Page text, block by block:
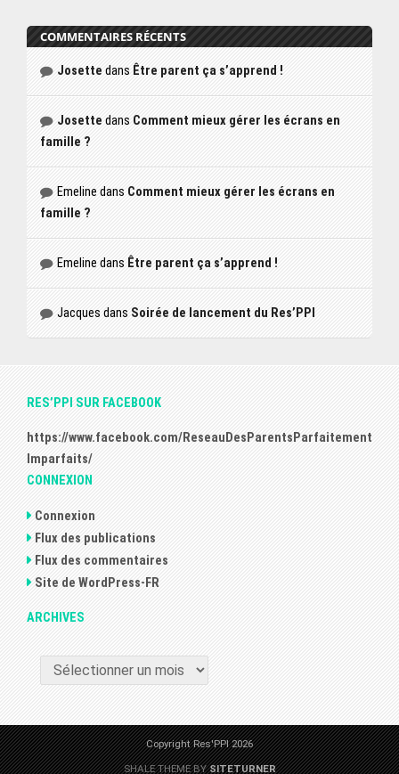
COMMENTAIRES RÉCENTS
Josette dans Être parent ça s’apprend !
Josette dans Comment mieux gérer les écrans en
famille ?
Emeline dans Comment mieux gérer les écrans en
famille ?
Emeline dans Être parent ça s’apprend !
Jacques dans Soirée de lancement du Res’PPI
RES’PPI SUR FACEBOOK
https://www.facebook.com/ReseauDesParentsParfaitement
Imparfaits/
CONNEXION
Connexion
Flux des publications
Flux des commentaires
Site de WordPress-FR
ARCHIVES
ARCHIVES
Copyright Res'PPI 2026
SHALE THEME BYSITETURNER